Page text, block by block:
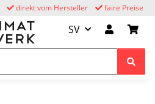
faire Preise
direkt vom Hersteller
SV